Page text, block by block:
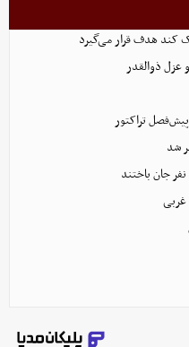
کند هدف قرار می‌گیرد
ذوالقدر
تراکتور
شد